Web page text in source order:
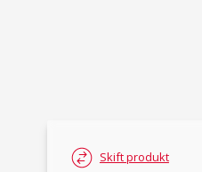
Skift produkt